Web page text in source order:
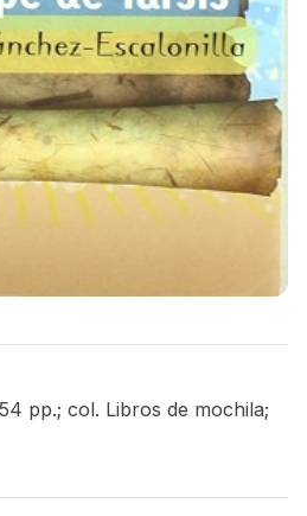
pp.; col. Libros de mochila;